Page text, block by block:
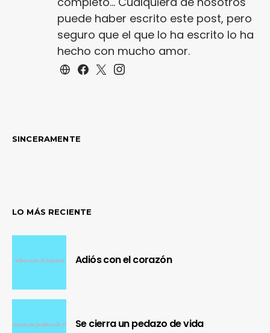
puede haber escrito este post, pero
seguro que el que lo ha escrito lo ha
hecho con mucho amor.
SINCERAMENTE
LO MÁS RECIENTE
Adiós con el corazón
Se cierra un pedazo de vida